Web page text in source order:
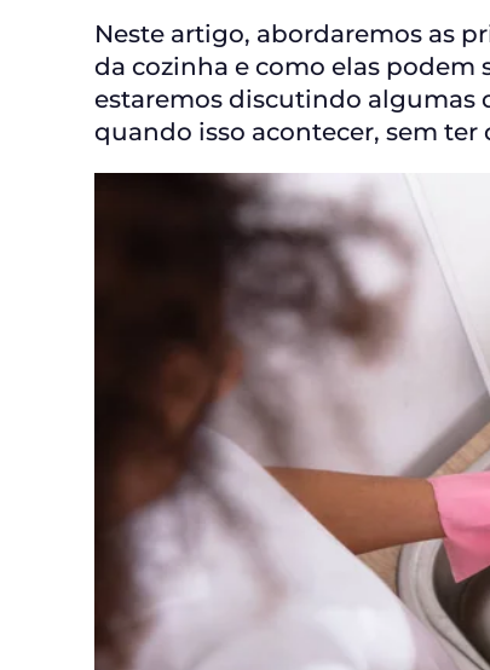
Neste artigo, abordaremos as
da cozinha e como elas podem
estaremos discutindo algumas
quando isso acontecer, sem